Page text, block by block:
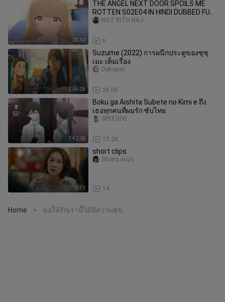
23:40
THE ANGEL NEXT DOOR SPOILS ME
ROTTEN S02E04 IN HINDI DUBBED FULL
HD 1080p
6
NOT RITU RAJ
2:01:28
Suzume (2022) การผนึกประตูของซุซุ
เมะ เต็มเรื่อง
26.0K
Dekopon
1:42:18
Boku ga Aishita Subete no Kimi e ถึง
เธอทุกคนที่ผมรัก ซับไทย
15.2K
SPEEDDE
1:31
short clips
14
Shong suzy
Home > ขอให้รักเรานี้ได้มีความสุข